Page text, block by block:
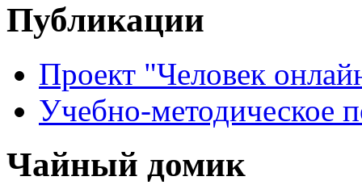
Публикации
Проект "Человек
Учебно-методическое
Чайный домик